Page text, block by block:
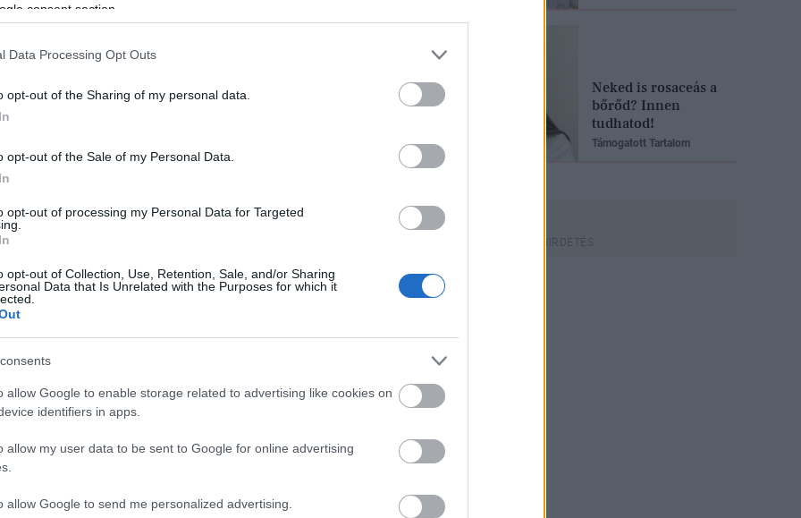
consent section.
Data Processing Opt Outs
opt-out of the Sharing of my personal data.
opt-out of the Sale of my Personal Data.
opt-out of processing my Personal Data for Targeted
opt-out of Collection, Use, Retention, Sale, and/or Sharing
Data that Is Unrelated with the Purposes for which it
allow Google to enable storage related to advertising like cookies on
identifiers in apps.
allow my user data to be sent to Google for online advertising
allow Google to send me personalized advertising.
képek
A képeken Gisele
elbűvölő, egy modern istennő
A 2023-as nyári kollekció a nyári
csillogását idézi. A kínálat pedig
Neked is rosaceás a
bőrőd? Innen
tudhatod!
Támogatott Tartalom